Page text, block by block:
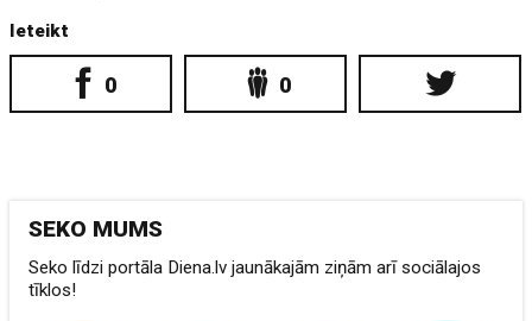
Ieteikt
0 0
SEKO MUMS
Seko līdzi portāla Diena.lv jaunākajām ziņām arī sociālajos
tīklos!